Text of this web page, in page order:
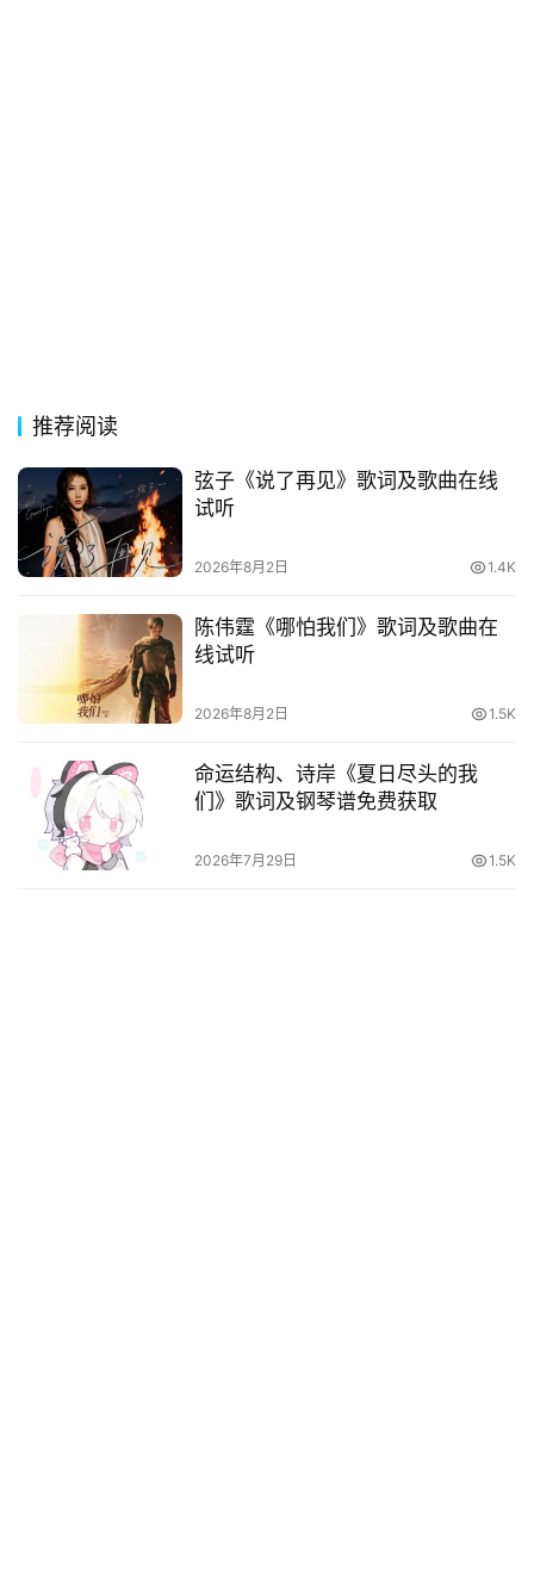
网
络
热
词
其
他
语
推荐阅读
弦子《说了再见》歌词及歌曲在线
试听
2026年8月2日 1.4K
陈伟霆《哪怕我们》歌词及歌曲在
线试听
2026年8月2日 1.5K
命运结构、诗岸《夏日尽头的我
们》歌词及钢琴谱免费获取
2026年7月29日 1.5K